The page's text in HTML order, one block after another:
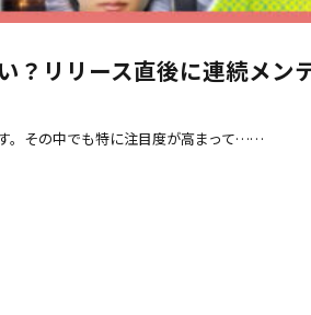
リリース直後に連続メン
。その中でも特に注目度が高まって……